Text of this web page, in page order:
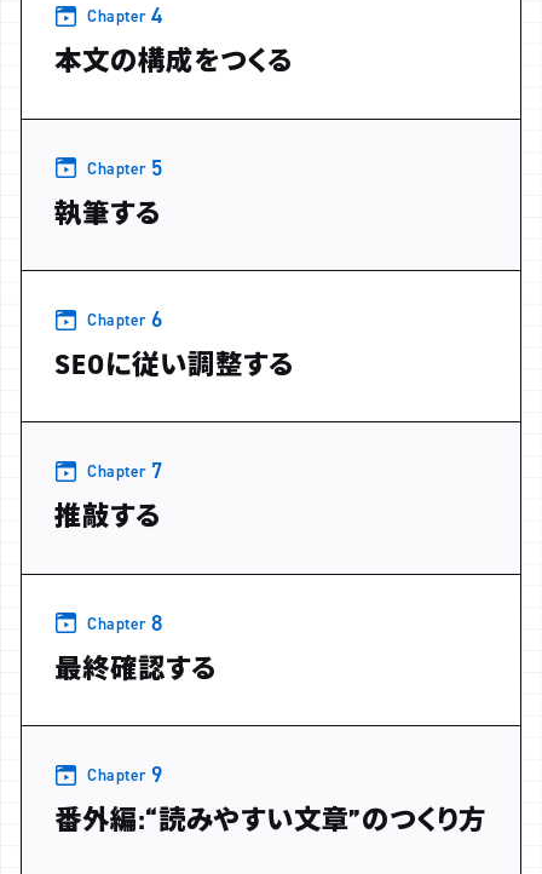
Chapter 4
本文の構成をつくる
Chapter 5
執筆する
Chapter 6
SEOに従い調整する
Chapter 7
推敲する
Chapter 8
最終確認する
Chapter 9
番外編:“読みやすい文章”のつくり方